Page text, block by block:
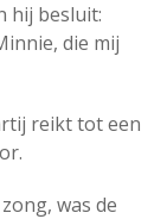
hij besluit:
die mij
reikt tot een
was de